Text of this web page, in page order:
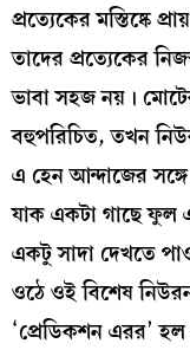
প্রত্যেকের মস্তিষ্কে
তাদের প্রত্যেকের
ভাবা সহজ নয়।
বহুপরিচিত, তখন
এ হেন আন্দাজের
যাক একটা গাছে ফুল
একটু সাদা দেখতে
ওঠে ওই বিশেষ
‘প্রেডিকশন এরর’